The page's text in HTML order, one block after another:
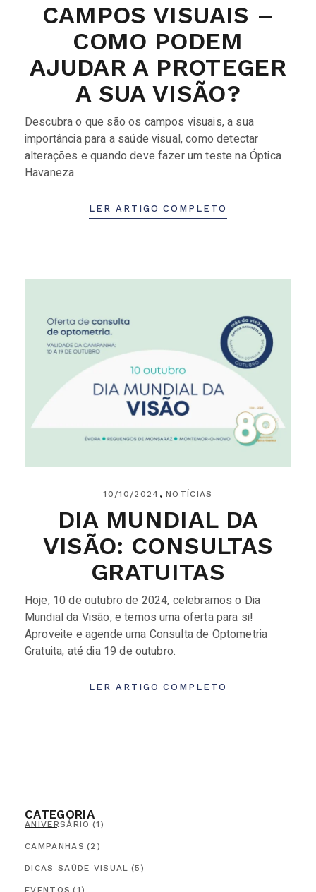
CAMPOS VISUAIS –
COMO PODEM
AJUDAR A PROTEGER
A SUA VISÃO?
Descubra o que são os campos visuais, a sua
importância para a saúde visual, como detectar
alterações e quando deve fazer um teste na Óptica
Havaneza.
LER ARTIGO COMPLETO
10/10/2024 NOTÍCIAS
DIA MUNDIAL DA
VISÃO: CONSULTAS
GRATUITAS
Hoje, 10 de outubro de 2024, celebramos o Dia
Mundial da Visão, e temos uma oferta para si!
Aproveite e agende uma Consulta de Optometria
Gratuita, até dia 19 de outubro.
LER ARTIGO COMPLETO
CATEGORIA
ANIVERSÁRIO (1)
CAMPANHAS (2)
DICAS SAÚDE VISUAL (5)
EVENTOS (1)